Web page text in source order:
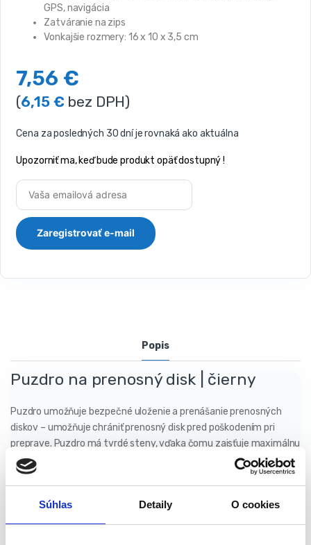
Súhlas Detaily O cookies
GPS, navigácia
Zatváranie na zips
Vonkajšie rozmery: 16 x 10 x 3,5 cm
7,56 €
(6,15 € bez DPH)
Cena za posledných 30 dní je rovnaká ako aktuálna
Upozorniť ma, keď bude produkt opäť dostupný !
Popis
Puzdro na prenosný disk | čierny
Puzdro umožňuje bezpečné uloženie a prenášanie prenosných
diskov – umožňuje chrániť prenosný disk pred poškodením pri
preprave. Puzdro má tvrdé steny, vďaka čomu zaisťuje maximálnu
bezpečnosť prenášaného disku. Navyše zabraňuje prachu,
znečisteniu, navlhnutiu či poškodeniu kotúča v prípade pádu.
Vlastnosti výrobku: